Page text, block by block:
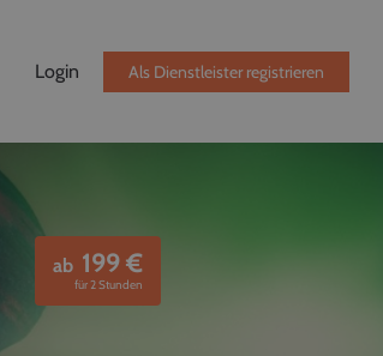
Login Als Dienstleister registrieren
ab 199€
für 2 Stunden